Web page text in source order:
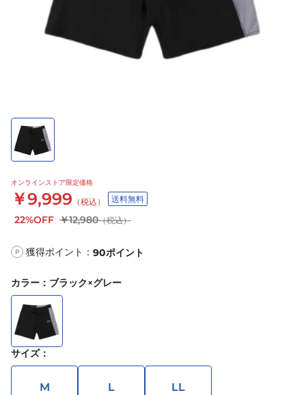
オンラインストア限定価格
￥9,999 （税込） 送料無料
22%OFF ￥12,980（税込）
P 獲得ポイント： 90ポイント
カラー ： ブラック×グレー
サイズ：
M L LL